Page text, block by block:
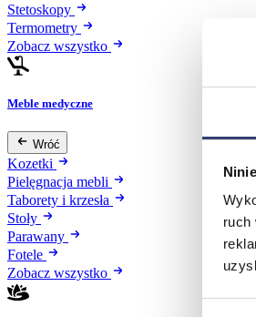
ruch
Stetoskopy
Termometry
Zobacz wszystko
Meble medyczne
Wróć
Kozetki
Pielęgnacja mebli
Taborety i krzesła
Stoły
Parawany
Fotele
Zobacz wszystko